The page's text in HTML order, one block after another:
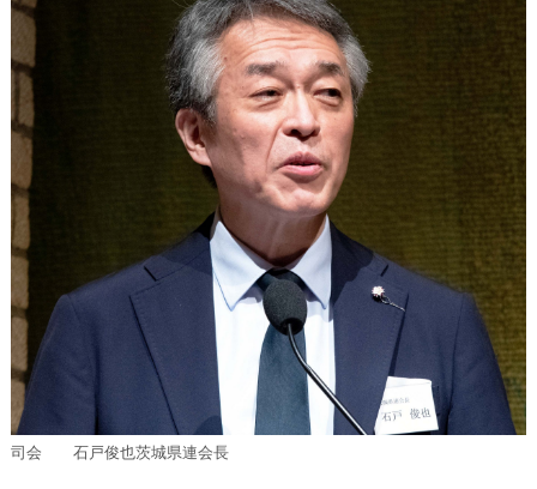
司会 石戸俊也茨城県連会長